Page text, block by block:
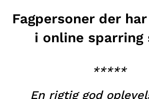
Fagpersoner der
i online sparring
*****
En rigtig god